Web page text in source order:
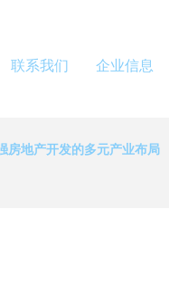
联系我们 企业信息
房地产开发的多元产业布局